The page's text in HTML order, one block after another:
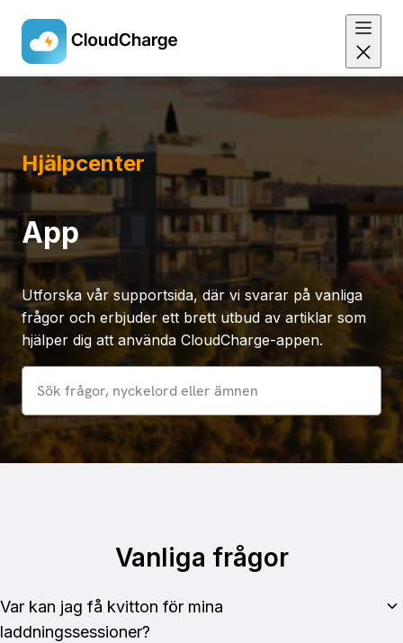
content
Hjälpcenter
App
Utforska vår supportsida, där vi svarar på vanliga
frågor och erbjuder ett brett utbud av artiklar som
hjälper dig att använda CloudCharge-appen.
Vanliga frågor
Var kan jag få kvitton för mina
laddningssessioner?